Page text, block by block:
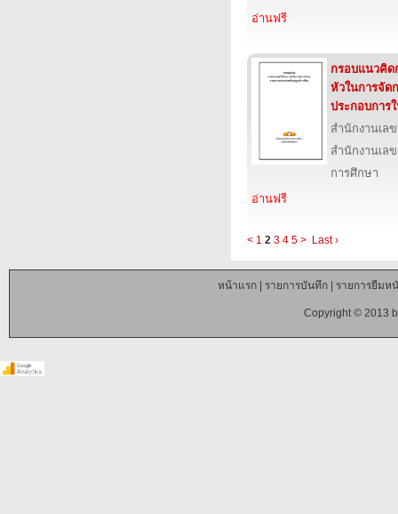
อ่านฟรี
กรอบแนวคิด
หัวในการจัด
ประกอบการ
สำนักงานเล
สำนักงานเล
การศึกษา
อ่านฟรี
< 1 2 3 4 5 > Last ›
หน้าแรก| รายการบันทึก| รายการยืมห
Copyright © 2013